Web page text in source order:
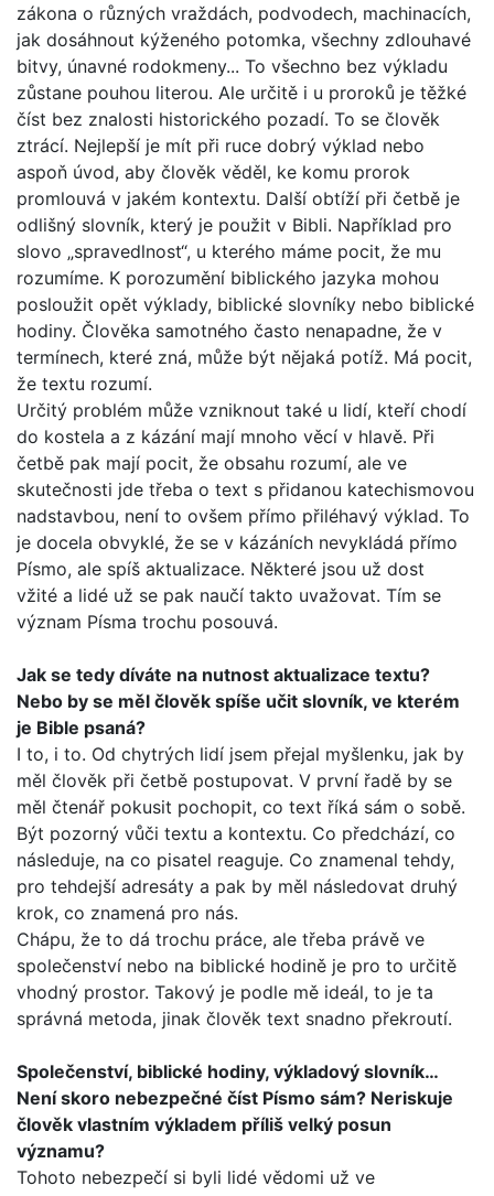
zákona o různých vraždách, podvodech, machinacích,
jak dosáhnout kýženého potomka, všechny zdlouhavé
bitvy, únavné rodo­kmeny... To všechno bez výkladu
zůstane pouhou literou. Ale určitě i u proroků je těžké
číst bez znalosti historického pozadí. To se člověk
ztrácí. Nejlepší je mít při ruce dobrý výklad nebo
aspoň úvod, aby člověk věděl, ke komu prorok
promlouvá v jakém kontextu. Další obtíží při četbě je
odlišný slovník, který je použit v Bibli. Například pro
slovo „spravedlnost“, u kterého máme pocit, že mu
rozumíme. K porozumění biblického jazyka mohou
posloužit opět výklady, biblické slovníky nebo biblické
hodiny. Člověka samotného často nenapadne, že v
termínech, které zná, může být nějaká potíž. Má pocit,
že textu rozumí.
Určitý problém může vzniknout také u lidí, kteří chodí
do kos­tela a z kázání mají mnoho věcí v hlavě. Při
četbě pak mají pocit, že obsahu rozumí, ale ve
skutečnosti jde třeba o text s přidanou katechismovou
nadstavbou, není to ovšem přímo přiléhavý výklad. To
je docela obvyklé, že se v kázáních nevy­kládá přímo
Písmo, ale spíš aktualizace. Některé jsou už dost
vžité a lidé už se pak naučí takto uvažovat. Tím se
význam Písma trochu posouvá.
Jak se tedy díváte na nutnost aktualizace textu?
Nebo by se měl člověk spíše učit slovník, ve kterém
je Bible psaná?
I to, i to. Od chytrých lidí jsem přejal myšlenku, jak by
měl člo­věk při četbě postupovat. V první řadě by se
měl čtenář poku­sit pochopit, co text říká sám o sobě.
Být pozorný vůči textu a kontextu. Co předchází, co
následuje, na co pisatel reaguje. Co znamenal tehdy,
pro tehdejší adresáty a pak by měl násle­dovat druhý
krok, co znamená pro nás.
Chápu, že to dá trochu práce, ale třeba právě ve
společenství nebo na biblické hodině je pro to určitě
vhodný prostor. Takový je podle mě ideál, to je ta
správná metoda, jinak člověk text snadno překroutí.
Společenství, biblické hodiny, výkladový slovník…
Není sko­ro nebezpečné číst Písmo sám? Neriskuje
člověk vlastním výkladem příliš velký posun
významu?
Tohoto nebezpečí si byli lidé vědomi už ve